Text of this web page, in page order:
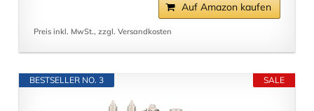
Auf Amazon kaufen
Preis inkl. MwSt., zzgl. Versandkosten
SALE
BESTSELLER NO. 3